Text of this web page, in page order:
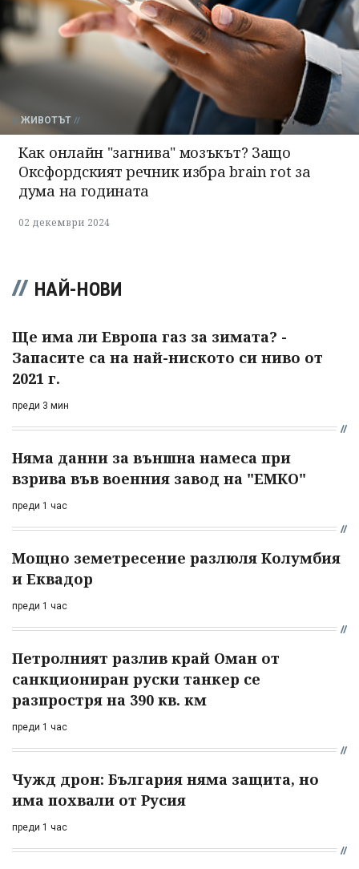
ЖИВОТЪТ
Как онлайн "загнива" мозъкът? Защо
Оксфордският речник избра brain rot за
дума на годината
02 декември 2024
НАЙ-НОВИ
Ще има ли Европа газ за зимата? -
Запасите са на най-ниското си ниво от
2021 г.
преди 3 мин
Няма данни за външна намеса при
взрива във военния завод на "ЕМКО"
преди 1 час
Мощно земетресение разлюля Колумбия
и Еквадор
преди 1 час
Петролният разлив край Оман от
санкциониран руски танкер се
разпростря на 390 кв. км
преди 1 час
Чужд дрон: България няма защита, но
има похвали от Русия
преди 1 час